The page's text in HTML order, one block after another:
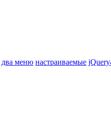
два меню настраиваемые